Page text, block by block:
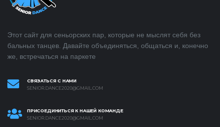
Этот сайт для сеньорских пар, которые не мыслят себя без
бальных танцев. Давайте объединяться, общаться и, конечно
же, встречаться на паркете
СВЯЗАТЬСЯ С НАМИ
SENIOR.DANCE2020@GMAIL.COM
ПРИСОЕДИНИТЬСЯ К НАШЕЙ КОМАНДЕ
SENIOR.DANCE2020@GMAIL.COM